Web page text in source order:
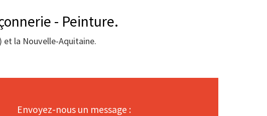
- Peinture.
et la Nouvelle-Aquitaine.
Envoyez-nous un message :